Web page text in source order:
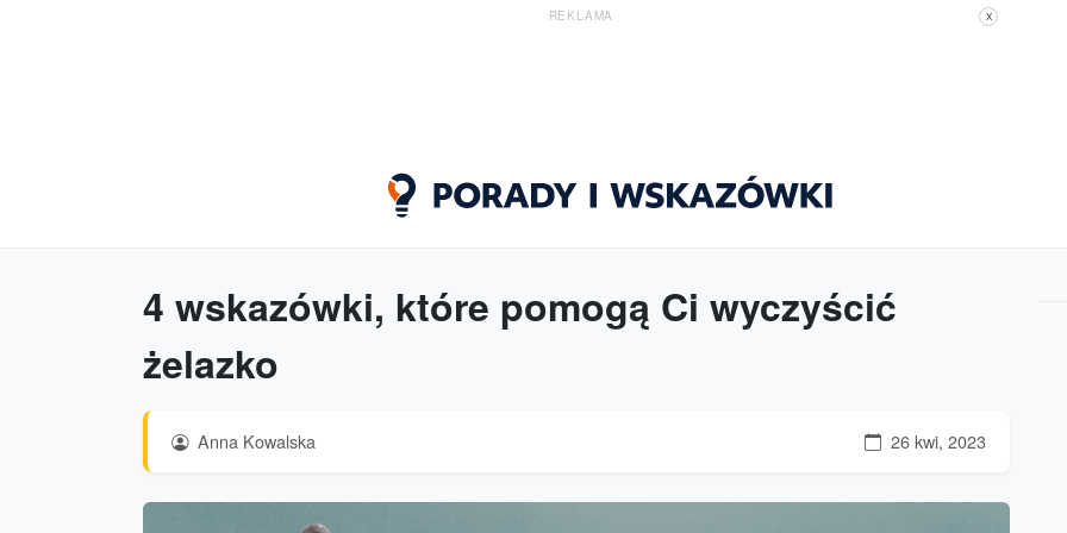
REKLAMA X
4 wskazówki, które pomogą Ci wyczyścić
żelazko
Anna Kowalska 26 kwi, 2023